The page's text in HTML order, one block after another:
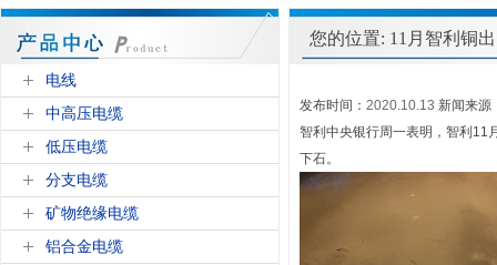
电线
中高压电缆
低压电缆
分支电缆
矿物绝缘电缆
铝合金电缆
您的位置: 11月智利铜
发布时间： 2020.10.13 新闻来源
智利中央银行周一表明，智利11
下石。